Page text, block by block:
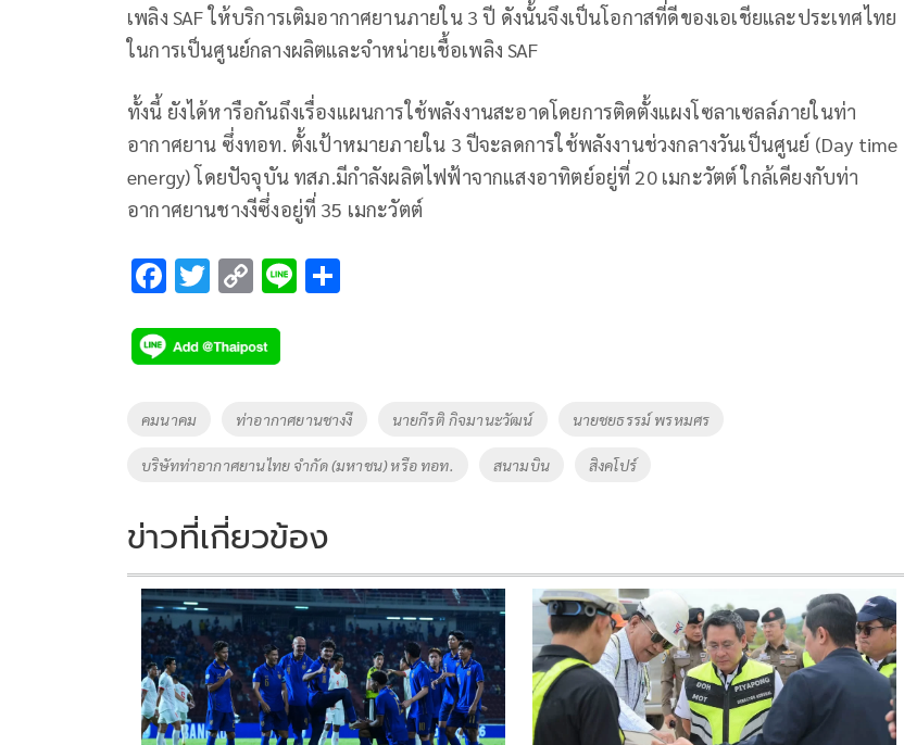
เพลิง SAF ให้บริการเติมอากาศยานภายใน 3 ปี ดังนั้นจึงเป็นโอกาสที่ดีของเอเชียและประเทศไทย
ในการเป็นศูนย์กลางผลิตและจำหน่ายเชื้อเพลิง SAF
ทั้งนี้ ยังได้หารือกันถึงเรื่องแผนการใช้พลังงานสะอาดโดยการติดตั้งแผงโซลาเซลล์ภายในท่า
อากาศยาน ซึ่งทอท. ตั้งเป้าหมายภายใน 3 ปีจะลดการใช้พลังงานช่วงกลางวันเป็นศูนย์ (Day time
energy) โดยปัจจุบัน ทสภ.มีกำลังผลิตไฟฟ้าจากแสงอาทิตย์อยู่ที่ 20 เมกะวัตต์ ใกล้เคียงกับท่า
อากาศยานชางงีซึ่งอยู่ที่ 35 เมกะวัตต์
F
e
b
o
o
k
T
tt
er
C
p
y
Li
n
k
Li
Tags
คมนาคม ท่าอากาศยานชางงี นายกีรติ กิจมานะวัฒน์ นายชยธรรม์ พรหมศร
บริษัทท่าอากาศยานไทย จำกัด (มหาชน) หรือ ทอท. สนามบิน สิงคโปร์
ข่าวที่เกี่ยวข้อง